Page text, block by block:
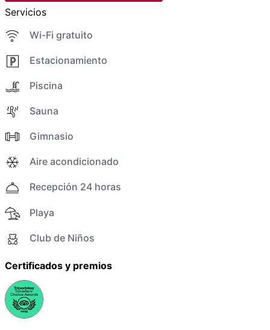
Servicios
Wi-Fi gratuito
Estacionamiento
Piscina
Sauna
Gimnasio
Aire acondicionado
Recepción 24 horas
Playa
Club de Niños
Certificados y premios